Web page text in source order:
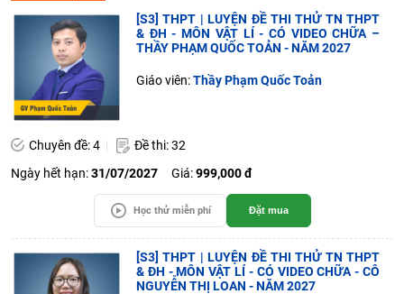
[S3] THPT | LUYỆN ĐỀ THI THỬ TN THPT
& ĐH - MÔN VẬT LÍ - CÓ VIDEO CHỮA –
THẦY PHẠM QUỐC TOẢN - NĂM 2027
Giáo viên:Thầy Phạm Quốc Toản
Chuyên đề: 4
Đề thi: 32
Ngày hết hạn:31/07/2027 Giá:999,000 đ
Học thử miễn phí Đặt mua
[S3] THPT | LUYỆN ĐỀ THI THỬ TN THPT
& ĐH - MÔN VẬT LÍ - CÓ VIDEO CHỮA - CÔ
NGUYỄN THỊ LOAN - NĂM 2027